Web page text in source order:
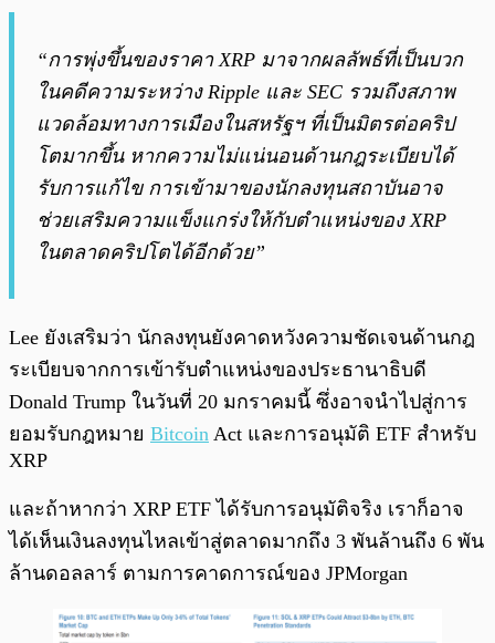
“การพุ่งขึ้นของราคา XRP มาจากผลลัพธ์ที่เป็นบวก
ในคดีความระหว่าง Ripple และ SEC รวมถึงสภาพ
แวดล้อมทางการเมืองในสหรัฐฯ ที่เป็นมิตรต่อคริป
โตมากขึ้น หากความไม่แน่นอนด้านกฎระเบียบได้
รับการแก้ไข การเข้ามาของนักลงทุนสถาบันอาจ
ช่วยเสริมความแข็งแกร่งให้กับตำแหน่งของ XRP
ในตลาดคริปโตได้อีกด้วย”
Lee ยังเสริมว่า นักลงทุนยังคาดหวังความชัดเจนด้านกฎ
ระเบียบจากการเข้ารับตำแหน่งของประธานาธิบดี
Donald Trump ในวันที่ 20 มกราคมนี้ ซึ่งอาจนำไปสู่การ
ยอมรับกฎหมาย Bitcoin Act และการอนุมัติ ETF สำหรับ
XRP
และถ้าหากว่า XRP ETF ได้รับการอนุมัติจริง เราก็อาจ
ได้เห็นเงินลงทุนไหลเข้าสู่ตลาดมากถึง 3 พันล้านถึง 6 พัน
ล้านดอลลาร์ ตามการคาดการณ์ของ JPMorgan